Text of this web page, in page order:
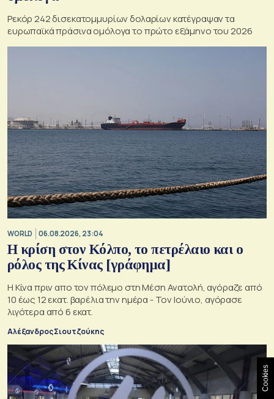
Ρεκόρ 242 δισεκατομμυρίων δολαρίων κατέγραψαν τα
ευρωπαϊκά πράσινα ομόλογα το πρώτο εξάμηνο του 2026
WORLD 06.08.2026, 23:04
Η κρίση στoν Κόλπο, το πετρέλαιο και ο
ρόλος της Κίνας [γράφημα]
Η Κίνα πριν απο τον πόλεμο στη Μέση Ανατολή, αγόραζε από
10 έως 12 εκατ. βαρέλια την ημέρα - Τον Ιούνιο, αγόρασε
λιγότερα από 6 εκατ.
Αλέξανδρος Σιουτζούκης
Cookies